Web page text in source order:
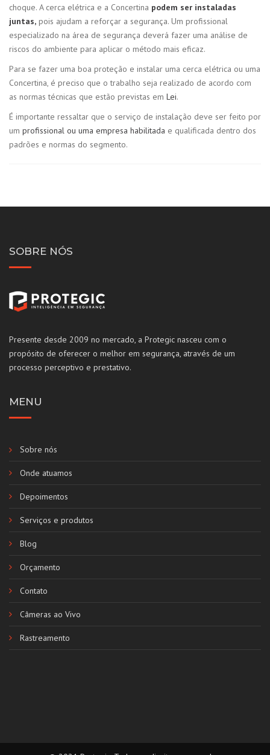
choque. A cerca elétrica e a Concertina podem ser instaladas
juntas, pois ajudam a reforçar a segurança. Um profissional
especializado na área de segurança deverá fazer uma análise de
riscos do ambiente para aplicar o método mais eficaz.
Para se fazer uma boa proteção e instalar uma cerca elétrica ou uma
Concertina, é preciso que o trabalho seja realizado de acordo com
as normas técnicas que estão previstas em Lei.
É importante ressaltar que o serviço de instalação deve ser feito por
um profissional ou uma empresa habilitada e qualificada dentro dos
padrões e normas do segmento.
SOBRE NÓS
Presente desde 2009 no mercado, a Protegic nasceu com o
propósito de oferecer o melhor em segurança, através de um
processo perceptivo e prestativo.
MENU
Sobre nós
Onde atuamos
Depoimentos
Serviços e produtos
Blog
Orçamento
Contato
Câmeras ao Vivo
Rastreamento